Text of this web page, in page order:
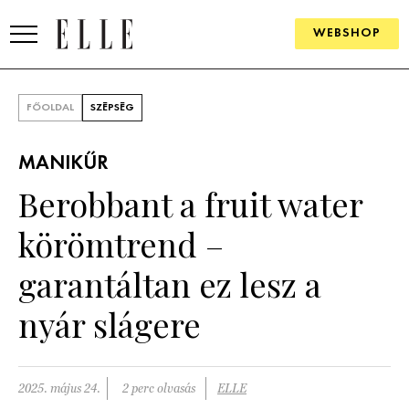
WEBSHOP
SZÉPSÉG
PSZICHÉ
PÁRKAPCSOLAT
FŐOLDAL SZÉPSÉG
MANIKŰR
Berobbant a fruit water
körömtrend –
garantáltan ez lesz a
nyár slágere
2025. május 24. 2 perc olvasás ELLE